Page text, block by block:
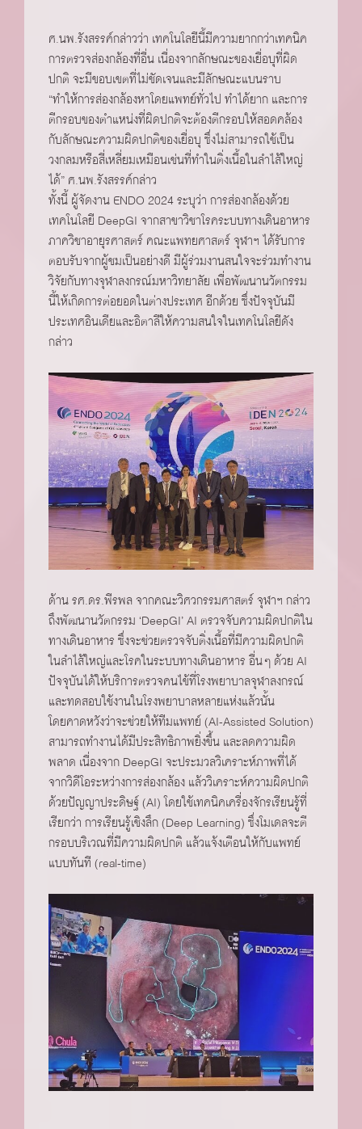
ศ.นพ.รังสรรค์กล่าวว่า เทคโนโลยีนี้มีความยากกว่าเทคนิค
การตรวจส่องกล้องที่อื่น เนื่องจากลักษณะของเยื่อบุที่ผิด
ปกติ จะมีขอบเขตที่ไม่ชัดเจนและมีลักษณะแบนราบ
“ทำให้การส่องกล้องหาโดยแพทย์ทั่วไป ทำได้ยาก และการ
ตีกรอบของตำแหน่งที่ผิดปกติจะต้องตีกรอบให้สอดคล้อง
กับลักษณะความผิดปกติของเยื่อบุ ซึ่งไม่สามารถใช้เป็น
วงกลมหรือสี่เหลี่ยมเหมือนเช่นที่ทำในติ่งเนื้อในลำไส้ใหญ่
ได้” ศ.นพ.รังสรรค์กล่าว
ทั้งนี้ ผู้จัดงาน ENDO 2024 ระบุว่า การส่องกล้องด้วย
เทคโนโลยี DeepGI จากสาขาวิชาโรคระบบทางเดินอาหาร
ภาควิชาอายุรศาสตร์ คณะแพทยศาสตร์ จุฬาฯ ได้รับการ
ตอบรับจากผู้ชมเป็นอย่างดี มีผู้ร่วมงานสนใจจะร่วมทำงาน
วิจัยกับทางจุฬาลงกรณ์มหาวิทยาลัย เพื่อพัฒนานวัตกรรม
นี้ให้เกิดการต่อยอดในต่างประเทศ อีกด้วย ซึ่งปัจจุบันมี
ประเทศอินเดียและอิตาลีให้ความสนใจในเทคโนโลยีดัง
กล่าว
ด้าน รศ.ดร.พีรพล จากคณะวิศวกรรมศาสตร์ จุฬาฯ กล่าว
ถึงพัฒนานวัตกรรม ‘DeepGI’ AI ตรวจจับความผิดปกติใน
ทางเดินอาหาร ซึ่งจะช่วยตรวจจับติ่งเนื้อที่มีความผิดปกติ
ในลำไส้ใหญ่และโรคในระบบทางเดินอาหาร อื่นๆ ด้วย AI
ปัจจุบันได้ให้บริการตรวจคนไข้ที่โรงพยาบาลจุฬาลงกรณ์
และทดสอบใช้งานในโรงพยาบาลหลายแห่งแล้วนั้น
โดยคาดหวังว่าจะช่วยให้ทีมแพทย์ (AI-Assisted Solution)
สามารถทำงานได้มีประสิทธิภาพยิ่งขึ้น และลดความผิด
พลาด เนื่องจาก DeepGI จะประมวลวิเคราะห์ภาพที่ได้
จากวิดีโอระหว่างการส่องกล้อง แล้ววิเคราะห์ความผิดปกติ
ด้วยปัญญาประดิษฐ์ (AI) โดยใช้เทคนิคเครื่องจักรเรียนรู้ที่
เรียกว่า การเรียนรู้เชิงลึก (Deep Learning) ซึ่งโมเดลจะตี
กรอบบริเวณที่มีความผิดปกติ แล้วแจ้งเตือนให้กับแพทย์
แบบทันที (real-time)